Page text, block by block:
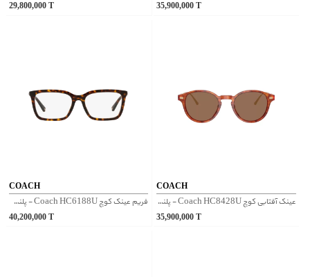
29,800,000T 35,900,000 T
COACH
فریم عینک کوچ Coach HC6188U - پلنگی
40,200,000T
COACH
عینک آفتابی کوچ Coach HC8428U - پلنگی
35,900,000 T